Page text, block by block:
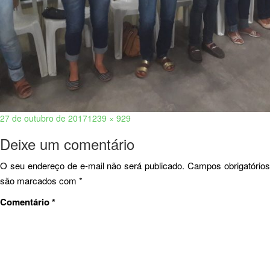
27 de outubro de 20171239 × 929
Deixe um comentário
O seu endereço de e-mail não será publicado. Campos obrigatórios
são marcados com *
Comentário*